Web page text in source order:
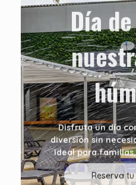
Día
Disfruta un día
diversión sin
Ideal para
Reserva